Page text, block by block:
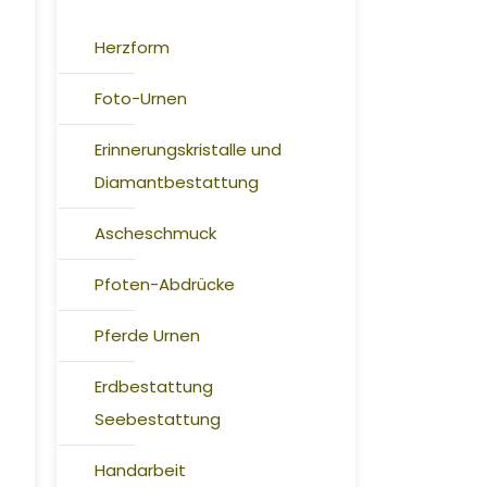
Herzform
Foto-Urnen
Erinnerungskristalle und
Diamantbestattung
Ascheschmuck
Pfoten-Abdrücke
Pferde Urnen
Erdbestattung
Seebestattung
Handarbeit